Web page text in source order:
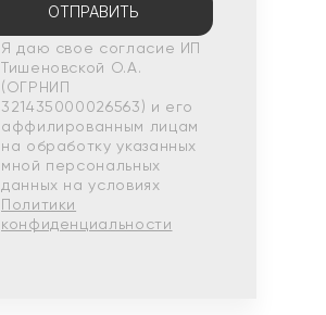
ОТПРАВИТЬ
Я даю свое согласие ИП
Тишеновской О.А.
(ОГРНИП
321435000026563) и его
аффилированным лицам
на обработку указанных
мной персональных
данных на условиях
Политики
конфиденциальности